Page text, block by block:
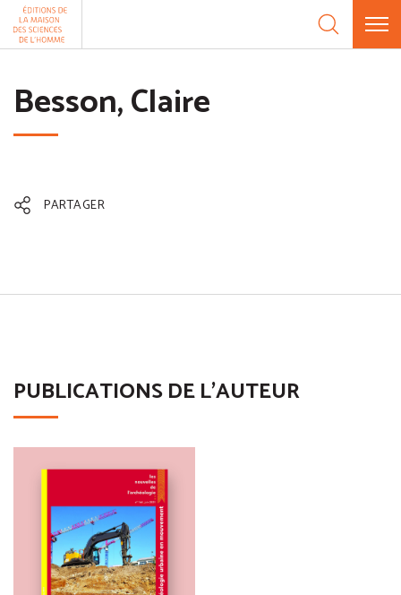
Aller au contenu
Besson, Claire
PARTAGER
PUBLICATIONS DE L'AUTEUR
Panneau de gestion des cookies